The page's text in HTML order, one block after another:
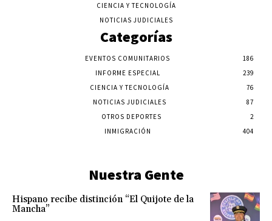
CIENCIA Y TECNOLOGÍA
NOTICIAS JUDICIALES
Categorías
EVENTOS COMUNITARIOS
186
INFORME ESPECIAL
239
CIENCIA Y TECNOLOGÍA
76
NOTICIAS JUDICIALES
87
OTROS DEPORTES
2
INMIGRACIÓN
404
Nuestra Gente
Hispano recibe distinción “El Quijote de la
Mancha”